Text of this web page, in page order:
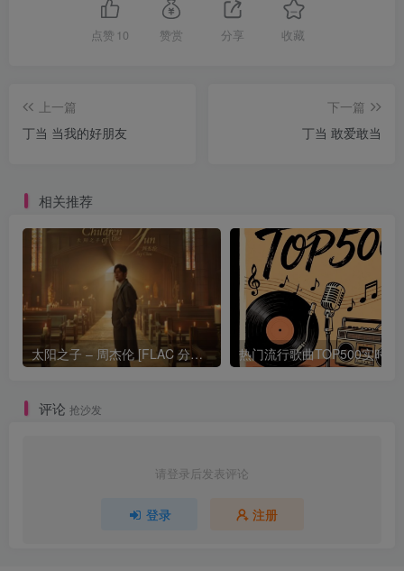
点赞 10 赞赏 分享 收藏
上一篇
丁当 当我的好朋友
下一篇
丁当 敢爱敢当
相关推荐
太阳之子 – 周杰伦 [FLAC 分轨 192Khz 24bit]
评论 抢沙发
请登录后发表评论
登录 注册